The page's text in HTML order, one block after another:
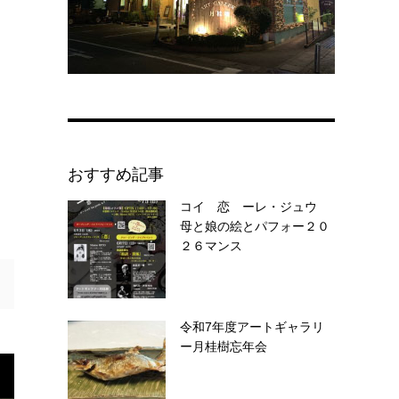
おすすめ記事
コイ 恋 ーレ・ジュウ
母と娘の絵とパフォー２０
２６マンス
令和7年度アートギャラリ
ー月桂樹忘年会